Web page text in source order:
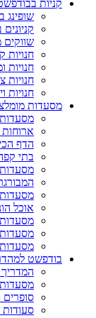
קניות
שופינג
חנויות
חנויות
חנויות
חנויות
מסעדות
הדף
בתי
מסעדות
אוכל
מסעדות
בודפשט